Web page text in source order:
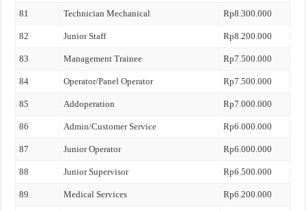
81 Technician Mechanical Rp8.300.000
82 Junior Staff Rp8.200.000
83 Management Trainee Rp7.500.000
84 Operator/Panel Operator Rp7.500.000
85 Addoperation Rp7.000.000
86 Admin/Customer Service Rp6.000.000
87 Junior Operator Rp6.000.000
88 Junior Supervisor Rp6.500.000
89 Medical Services Rp6.200.000